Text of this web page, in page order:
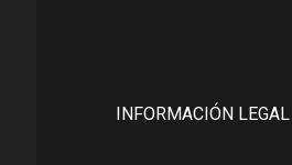
INFORMACIÓN LEGAL